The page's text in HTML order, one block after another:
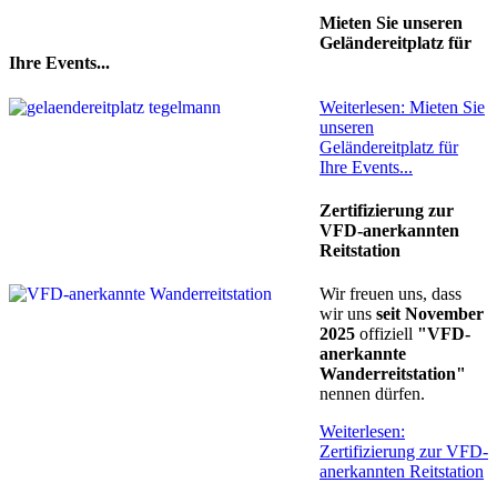
Mieten Sie unseren
Geländereitplatz für
Ihre Events...
Weiterlesen: Mieten Sie
unseren
Geländereitplatz für
Ihre Events...
Zertifizierung zur
VFD-anerkannten
Reitstation
Wir freuen uns, dass
wir uns seit November
2025 offiziell "VFD-
anerkannte
Wanderreitstation"
nennen dürfen.
Weiterlesen:
Zertifizierung zur VFD-
anerkannten Reitstation